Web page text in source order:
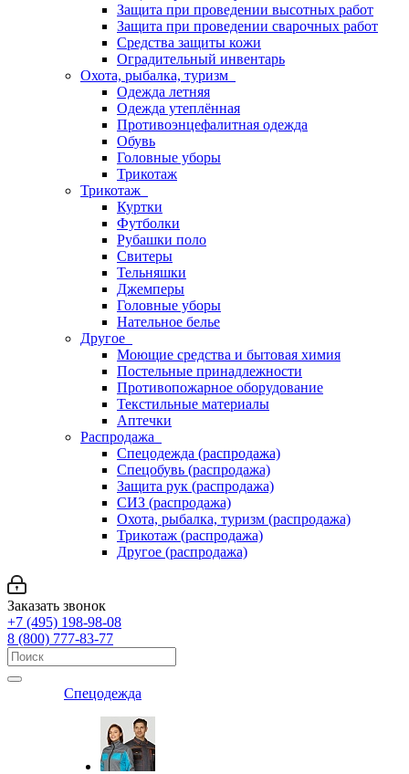
Защита при проведении высотных работ
Защита при проведении сварочных работ
Средства защиты кожи
Оградительный инвентарь
Охота, рыбалка, туризм
Одежда летняя
Одежда утеплённая
Противоэнцефалитная одежда
Обувь
Головные уборы
Трикотаж
Трикотаж
Куртки
Футболки
Рубашки поло
Свитеры
Тельняшки
Джемперы
Головные уборы
Нательное белье
Другое
Моющие средства и бытовая химия
Постельные принадлежности
Противопожарное оборудование
Текстильные материалы
Аптечки
Распродажа
Спецодежда (распродажа)
Спецобувь (распродажа)
Защита рук (распродажа)
СИЗ (распродажа)
Охота, рыбалка, туризм (распродажа)
Трикотаж (распродажа)
Другое (распродажа)
Заказать звонок
+7 (495) 198-98-08
8 (800) 777-83-77
Спецодежда